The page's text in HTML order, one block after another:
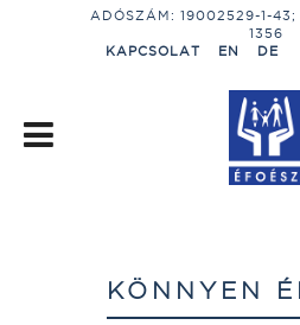
ADÓSZÁM: 19002529-1-43;
1356
KAPCSOLAT
EN DE
KÖNNYEN